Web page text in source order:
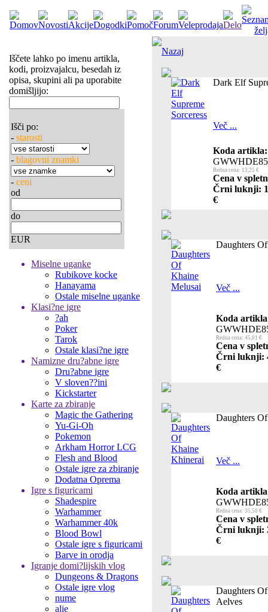
Iščete lahko po imenu artikla,
kodi, proizvajalcu, besedah iz
opisa, skupini ali pa uporabite
domišljijo:
Išči po:
- starosti
- blagovni znamki
- ceni
od
do
EUR
Miselne uganke
Rubikove kocke
Hanayama
Ostale miselne uganke
Klasi?ne igre
?ah
Poker
Tarok
Ostale klasi?ne igre
Namizne dru?abne igre
Dru?abne igre
V sloven??ini
Kickstarter
Karte za zbiranje
Magic the Gathering
Yu-Gi-Oh
Pokemon
Arkham Horror LCG
Flesh and Blood
Ostale igre za zbiranje
Dodatna Oprema
Igre s figuricami
Shadespire
Warhammer
Warhammer 40k
Blood Bowl
Ostale igre s figuricami
Barve in orodja
Igranje domi?lijskih vlog
Dungeons & Dragons
Ostale igre vlog
nume
alie
Nazaj
Dark Elf
Več ...
Koda artikla:
Redna cena: 13,25 €
Cena v
Črni luknji:
€
Daughters
Več ...
Koda
Redna cena: 45,01 €
Cena v
Črni luknji:
€
Daughters
Več ...
Koda
Redna cena: 35,50 €
Cena v
Črni luknji:
€
Daughters
Aelves